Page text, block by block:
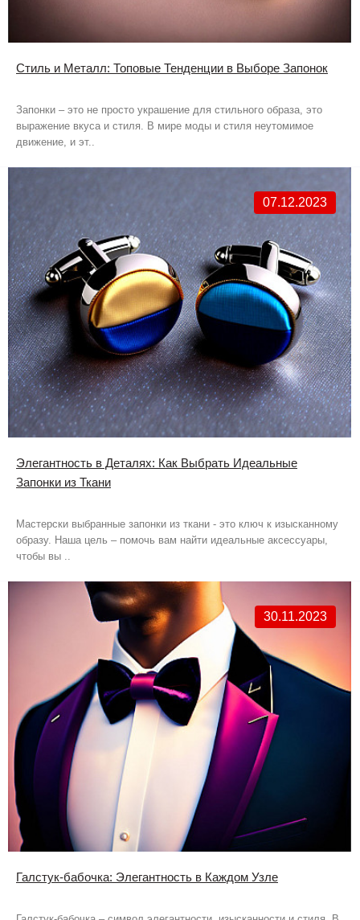
Стиль и Металл: Топовые Тенденции в Выборе Запонок
Запонки – это не просто украшение для стильного образа, это
выражение вкуса и стиля. В мире моды и стиля неутомимое
движение, и эт..
07.12.2023
Элегантность в Деталях: Как Выбрать Идеальные
Запонки из Ткани
Мастерски выбранные запонки из ткани - это ключ к изысканному
образу. Наша цель – помочь вам найти идеальные аксессуары,
чтобы вы ..
30.11.2023
Галстук-бабочка: Элегантность в Каждом Узле